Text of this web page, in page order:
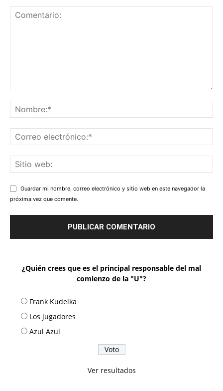
Guardar mi nombre, correo electrónico y sitio web en este navegador la
próxima vez que comente.
¿Quién crees que es el principal responsable del mal
comienzo de la "U"?
Frank Kudelka
Los jugadores
Azul Azul
Ver resultados